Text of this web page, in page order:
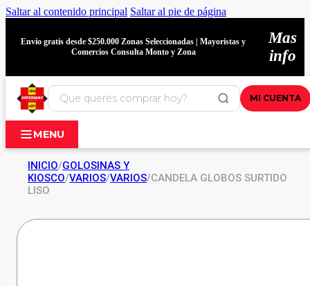
Saltar al contenido principal Saltar al pie de página
Envío gratis desde $250.000 Zonas Seleccionadas | Mayoristas y
Comercios Consulta Monto y Zona
Mas
info
MI CUENTA
MENU
INICIO/GOLOSINAS Y
KIOSCO/VARIOS/VARIOS/CANDELA GLOBOS SURTIDO
LISO